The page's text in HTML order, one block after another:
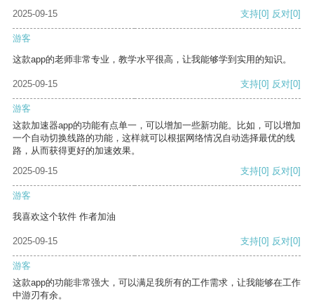
2025-09-15
支持[0] 反对[0]
游客
这款app的老师非常专业，教学水平很高，让我能够学到实用的知识。
2025-09-15 支持[0] 反对[0]
游客
这款加速器app的功能有点单一，可以增加一些新功能。比如，可以增加
一个自动切换线路的功能，这样就可以根据网络情况自动选择最优的线
路，从而获得更好的加速效果。
2025-09-15
支持[0] 反对[0]
游客
我喜欢这个软件 作者加油
2025-09-15 支持[0] 反对[0]
游客
这款app的功能非常强大，可以满足我所有的工作需求，让我能够在工作
中游刃有余。